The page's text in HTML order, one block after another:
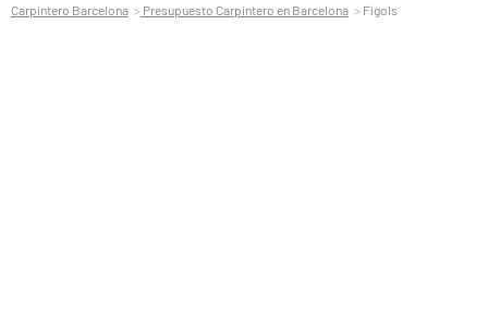
Carpintero Barcelona Presupuesto Carpintero en Barcelona Fígols